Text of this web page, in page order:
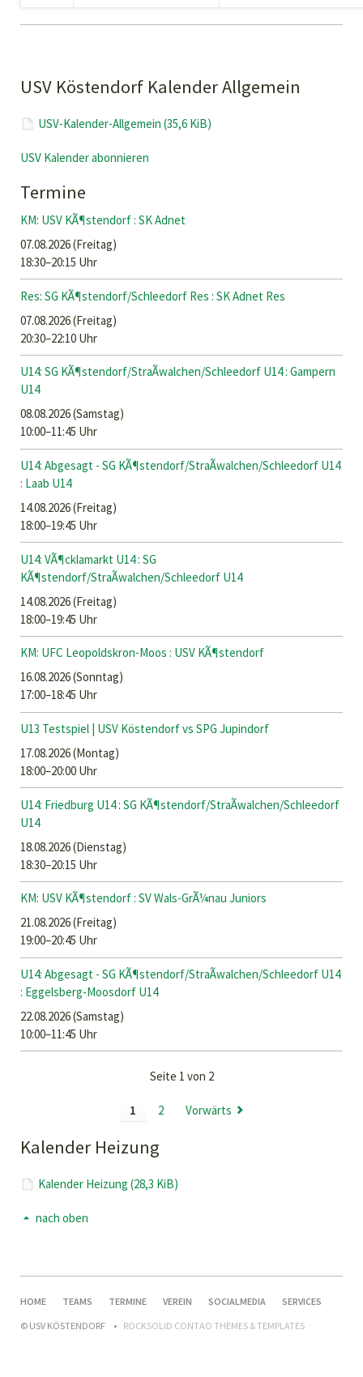
USV Köstendorf Kalender Allgemein
USV-Kalender-Allgemein (35,6 KiB)
USV Kalender abonnieren
Termine
KM: USV KÃ¶stendorf : SK Adnet
07.08.2026(Freitag)
18:30–20:15 Uhr
Res: SG KÃ¶stendorf/Schleedorf Res : SK Adnet Res
07.08.2026(Freitag)
20:30–22:10 Uhr
U14: SG KÃ¶stendorf/StraÃwalchen/Schleedorf U14 : Gampern
U14
08.08.2026(Samstag)
10:00–11:45 Uhr
U14: Abgesagt - SG KÃ¶stendorf/StraÃwalchen/Schleedorf U14
: Laab U14
14.08.2026(Freitag)
18:00–19:45 Uhr
U14: VÃ¶cklamarkt U14 : SG
KÃ¶stendorf/StraÃwalchen/Schleedorf U14
14.08.2026(Freitag)
18:00–19:45 Uhr
KM: UFC Leopoldskron-Moos : USV KÃ¶stendorf
16.08.2026(Sonntag)
17:00–18:45 Uhr
U13 Testspiel | USV Köstendorf vs SPG Jupindorf
17.08.2026(Montag)
18:00–20:00 Uhr
U14: Friedburg U14 : SG KÃ¶stendorf/StraÃwalchen/Schleedorf
U14
18.08.2026(Dienstag)
18:30–20:15 Uhr
KM: USV KÃ¶stendorf : SV Wals-GrÃ¼nau Juniors
21.08.2026(Freitag)
19:00–20:45 Uhr
U14: Abgesagt - SG KÃ¶stendorf/StraÃwalchen/Schleedorf U14
: Eggelsberg-Moosdorf U14
22.08.2026(Samstag)
10:00–11:45 Uhr
Seite 1 von 2
1 2 Vorwärts
Kalender Heizung
Kalender Heizung (28,3 KiB)
nach oben
NAVIGATION
HOME TEAMS TERMINE VEREIN SOCIALMEDIA
SERVICES
© USV KÖSTENDORF
ROCKSOLID CONTAO THEMES & TEMPLATES